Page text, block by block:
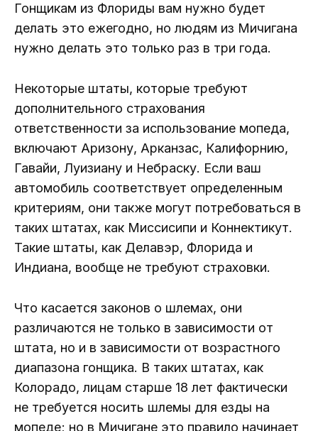
Гонщикам из Флориды вам нужно будет
делать это ежегодно, но людям из Мичигана
нужно делать это только раз в три года.
Некоторые штаты, которые требуют
дополнительного страхования
ответственности за использование мопеда,
включают Аризону, Арканзас, Калифорнию,
Гавайи, Луизиану и Небраску. Если ваш
автомобиль соответствует определенным
критериям, они также могут потребоваться в
таких штатах, как Миссисипи и Коннектикут.
Такие штаты, как Делавэр, Флорида и
Индиана, вообще не требуют страховки.
Что касается законов о шлемах, они
различаются не только в зависимости от
штата, но и в зависимости от возрастного
диапазона гонщика. В таких штатах, как
Колорадо, лицам старше 18 лет фактически
не требуется носить шлемы для езды на
мопеде; но в Мичигане это правило начинает